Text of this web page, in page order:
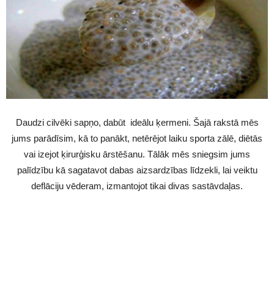
Daudzi cilvēki sapņo, dabūt ideālu ķermeni. Šajā rakstā mēs
jums parādīsim, kā to panākt, netērējot laiku sporta zālē, diētās
vai izejot ķirurģisku ārstēšanu. Tālāk mēs sniegsim jums
palīdzību kā sagatavot dabas aizsardzības līdzekli, lai veiktu
deflāciju vēderam, izmantojot tikai divas sastāvdaļas.